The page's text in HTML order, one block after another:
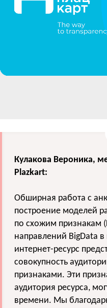
Кулакова Вероника,
Plazkart:
Обширная работа с
построение моделей
по схожим признакам
направлений BigData
интернет-ресурс
совокупность
признаками. Эти
аудитория ресурса,
времени. Мы